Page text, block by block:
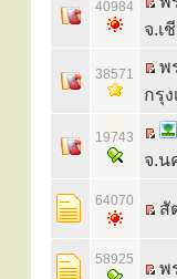
40984
จ.เ
38571
พ
กรุ
19743
จ.น
64070 สั
58925 พ